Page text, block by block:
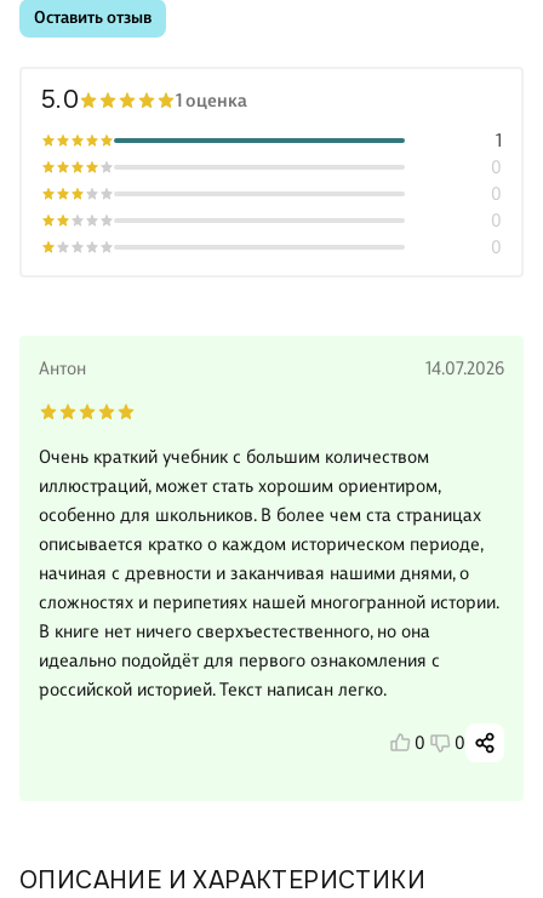
ОПИСАНИЕ И ХАРАКТЕРИСТИКИ
Оставить отзыв
5.0 1 оценка
0
0
0
0
1
Антон 14.07.2026
Очень краткий учебник с большим количеством
иллюстраций, может стать хорошим ориентиром,
особенно для школьников. В более чем ста страницах
описывается кратко о каждом историческом периоде,
начиная с древности и заканчивая нашими днями, о
сложностях и перипетиях нашей многогранной истории.
В книге нет ничего сверхъестественного, но она
идеально подойдёт для первого ознакомления с
российской историей. Текст написан легко.
0 0